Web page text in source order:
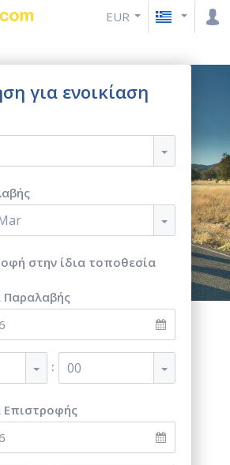
EUR
για ενοικίαση
στην ίδια τοποθεσία
Παραλαβής
: 00
Επιστροφής